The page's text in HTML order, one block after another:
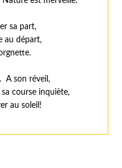
sa part,
au départ,
A son réveil,
course inquiète,
au soleil!